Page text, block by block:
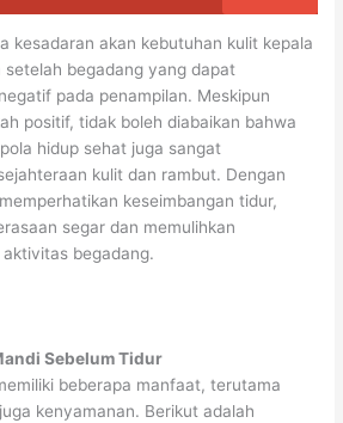
kesadaran akan kebutuhan kulit kepala
begadang yang dapat
pada penampilan. Meskipun
positif, tidak boleh diabaikan bahwa
hidup sehat juga sangat
kulit dan rambut. Dengan
keseimbangan tidur,
segar dan memulihkan
begadang.
Sebelum Tidur
beberapa manfaat, terutama
kenyamanan. Berikut adalah